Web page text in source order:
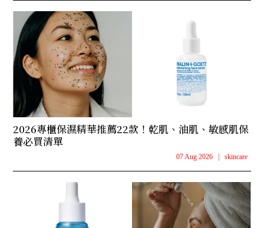
2026專櫃保濕精華推薦22款！乾肌、油肌、敏感肌保
養必買清單
07 Aug 2026 | skincare